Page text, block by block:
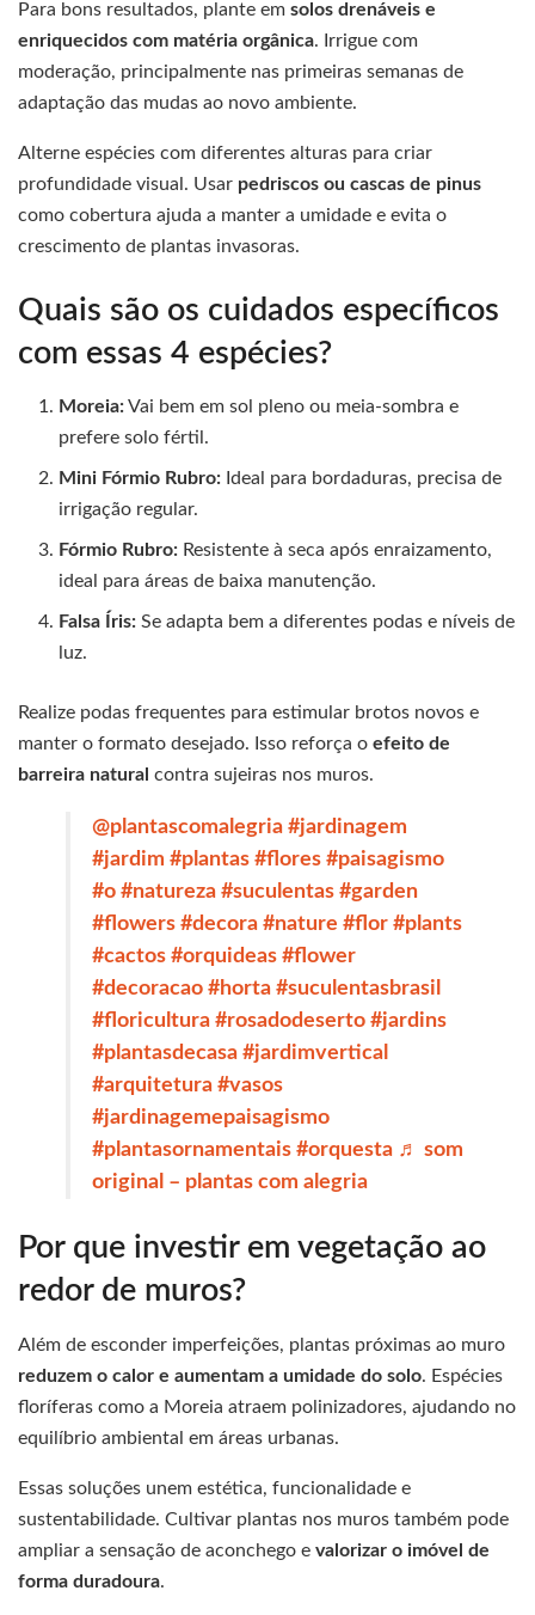
Para bons resultados, plante em solos drenáveis e
enriquecidos com matéria orgânica. Irrigue com
moderação, principalmente nas primeiras semanas de
adaptação das mudas ao novo ambiente.
Alterne espécies com diferentes alturas para criar
profundidade visual. Usar pedriscos ou cascas de pinus
como cobertura ajuda a manter a umidade e evita o
crescimento de plantas invasoras.
Quais são os cuidados específicos
com essas 4 espécies?
Moreia:Vai bem em sol pleno ou meia-sombra e
prefere solo fértil.
Mini Fórmio Rubro: Ideal para bordaduras, precisa de
irrigação regular.
Fórmio Rubro: Resistente à seca após enraizamento,
ideal para áreas de baixa manutenção.
Falsa Íris: Se adapta bem a diferentes podas e níveis de
luz.
Realize podas frequentes para estimular brotos novos e
manter o formato desejado. Isso reforça o efeito de
barreira natural contra sujeiras nos muros.
@plantascomalegria #jardinagem
#jardim #plantas #flores #paisagismo
#o #natureza #suculentas #garden
#flowers #decora #nature #flor #plants
#cactos #orquideas #flower
#decoracao #horta #suculentasbrasil
#floricultura #rosadodeserto #jardins
#plantasdecasa #jardimvertical
#arquitetura #vasos
#jardinagemepaisagismo
#plantasornamentais #orquesta ♬ som
original – plantas com alegria
Por que investir em vegetação ao
redor de muros?
Além de esconder imperfeições, plantas próximas ao muro
reduzem o calor e aumentam a umidade do solo. Espécies
floríferas como a Moreia atraem polinizadores, ajudando no
equilíbrio ambiental em áreas urbanas.
Essas soluções unem estética, funcionalidade e
sustentabilidade. Cultivar plantas nos muros também pode
ampliar a sensação de aconchego e valorizar o imóvel de
forma duradoura.